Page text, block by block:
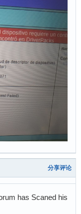
分享评论
has Scaned his